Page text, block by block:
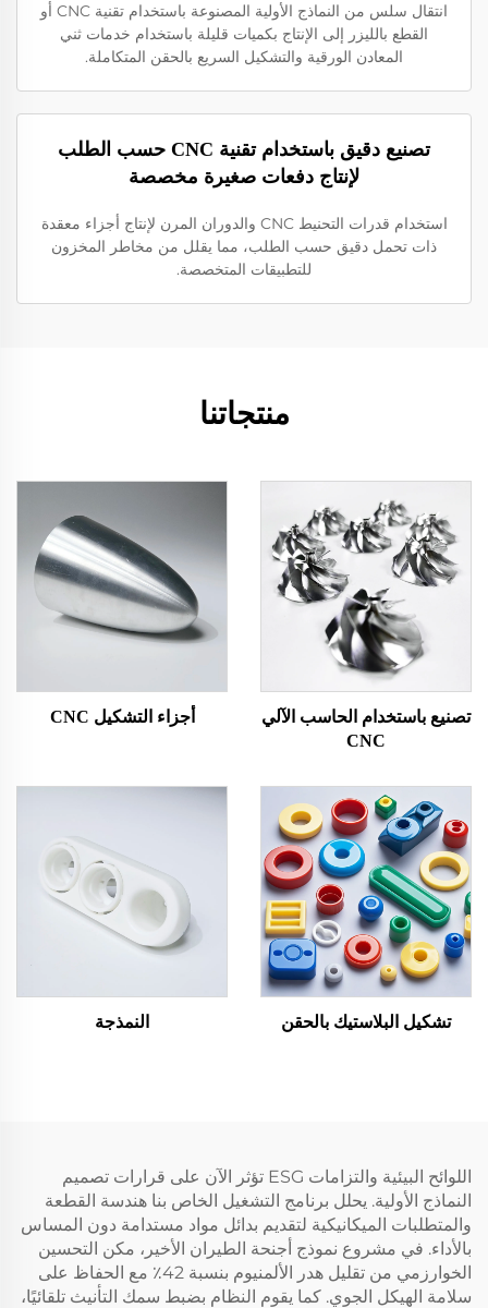
انتقال سلس من النماذج الأولية المصنوعة باستخدام تقنية CNC أو
القطع بالليزر إلى الإنتاج بكميات قليلة باستخدام خدمات ثني
المعادن الورقية والتشكيل السريع بالحقن المتكاملة.
تصنيع دقيق باستخدام تقنية CNC حسب الطلب
لإنتاج دفعات صغيرة مخصصة
استخدام قدرات التحنيط CNC والدوران المرن لإنتاج أجزاء معقدة
ذات تحمل دقيق حسب الطلب، مما يقلل من مخاطر المخزون
للتطبيقات المتخصصة.
منتجاتنا
تصنيع باستخدام الحاسب الآلي
CNC
أجزاء التشكيل CNC
تشكيل البلاستيك بالحقن النمذجة
اللوائح البيئية والتزامات ESG تؤثر الآن على قرارات تصميم
النماذج الأولية. يحلل برنامج التشغيل الخاص بنا هندسة القطعة
والمتطلبات الميكانيكية لتقديم بدائل مواد مستدامة دون المساس
بالأداء. في مشروع نموذج أجنحة الطيران الأخير، مكن التحسين
الخوارزمي من تقليل هدر الألمنيوم بنسبة 42٪ مع الحفاظ على
سلامة الهيكل الجوي. كما يقوم النظام بضبط سمك التأنيث تلقائيًا،